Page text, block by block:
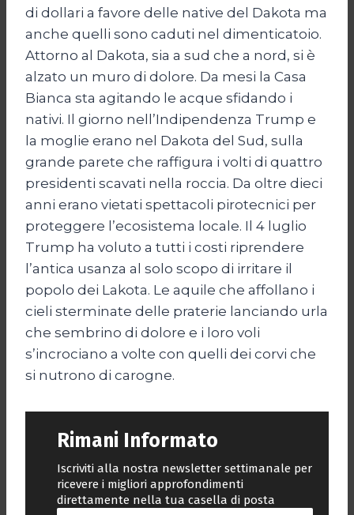
di dollari a favore delle native del Dakota ma
anche quelli sono caduti nel dimenticatoio.
Attorno al Dakota, sia a sud che a nord, si è
alzato un muro di dolore. Da mesi la Casa
Bianca sta agitando le acque sfidando i
nativi. Il giorno nell’Indipendenza Trump e
la moglie erano nel Dakota del Sud, sulla
grande parete che raffigura i volti di quattro
presidenti scavati nella roccia. Da oltre dieci
anni erano vietati spettacoli pirotecnici per
proteggere l’ecosistema locale. Il 4 luglio
Trump ha voluto a tutti i costi riprendere
l’antica usanza al solo scopo di irritare il
popolo dei Lakota. Le aquile che affollano i
cieli sterminate delle praterie lanciando urla
che sembrino di dolore e i loro voli
s’incrociano a volte con quelli dei corvi che
si nutrono di carogne.
Rimani Informato
Iscriviti alla nostra newsletter settimanale per
ricevere i migliori approfondimenti
direttamente nella tua casella di posta